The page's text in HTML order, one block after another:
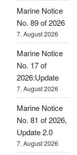
Marine Notice
No. 89 of 2026
7. August 2026
Marine Notice
No. 17 of
2026:Update
7. August 2026
Marine Notice
No. 81 of 2026,
Update 2.0
7. August 2026